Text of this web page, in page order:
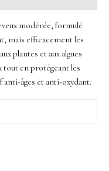
modérée, formulé
mais efficacement les
plantes et aux algues
en protégeant les
anti-âges et anti-oxydant.